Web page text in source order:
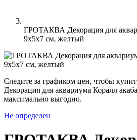
ГРОТАКВА Декорация для
9x5x7 см, желтый
Следите за графиком цен, чтобы
Декорация для аквариума Коралл
максимально выгодно.
Не определен